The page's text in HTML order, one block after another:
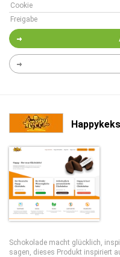
Cookie
Freigabe
Schokolade macht glücklich,
sagen, dieses Produkt inspiriert